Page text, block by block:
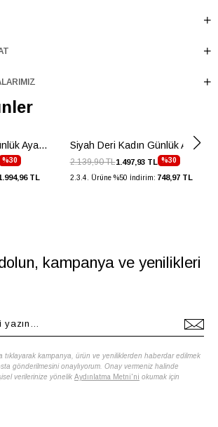
Derisi
Siyah Deri Kadın Günlük Ayakkabı
%30
TL
Siyah Deri Kadın Günlük Ayakkabı
%30
1.497,93 TL
2.139,90 TL
2.3.4. Ürüne %50 İndirim: 748,97 TL
kampanya ve yenilikleri
tıklayarak kampanya, ürün ve yeniliklerden haberdar edilmek
gönderilmesini onaylıyorum. Onay vermeniz halinde
verilerinize yönelik Aydınlatma Metni'ni okumak için